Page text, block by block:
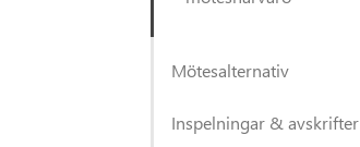
Mötesalternativ
Inspelningar & avskrifter